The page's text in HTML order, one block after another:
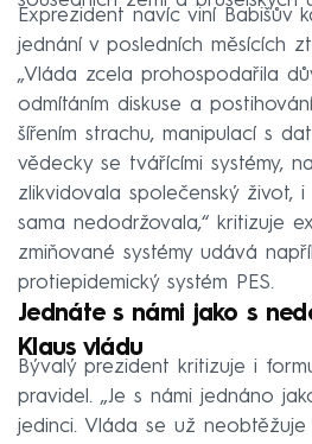
Exprezident navíc viní Babišův
jednání v posledních měsících
„Vláda zcela prohospodařila
odmítáním diskuse a
šířením strachu, manipulací s
vědecky se tvářícími systémy,
zlikvidovala společenský život,
sama nedodržovala,“ kritizuje
zmiňované systémy udává
protiepidemický systém PES.
Jednáte s námi jako s
Klaus vládu
Bývalý prezident kritizuje i
pravidel. „Je s námi jednáno
jedinci. Vláda se už